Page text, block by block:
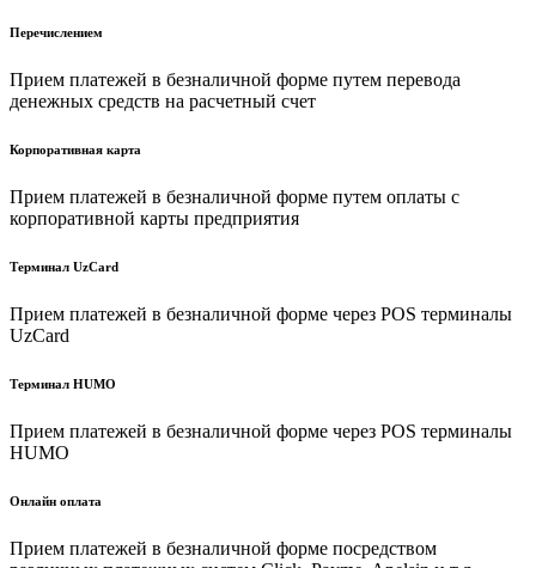
Перечислением
Прием платежей в безналичной форме путем перевода
денежных средств на расчетный счет
Корпоративная карта
Прием платежей в безналичной форме путем оплаты с
корпоративной карты предприятия
Терминал UzCard
Прием платежей в безналичной форме через POS терминалы
UzCard
Терминал HUMO
Прием платежей в безналичной форме через POS терминалы
HUMO
Онлайн оплата
Прием платежей в безналичной форме посредством